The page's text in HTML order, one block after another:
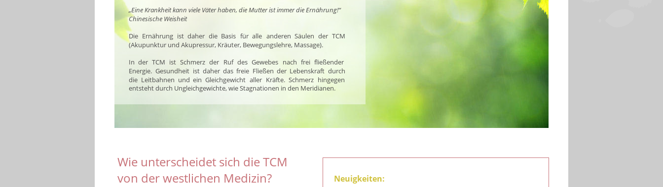
„Eine Krankheit kann viele Väter haben, die Mutter ist immer die Ernährung!“
Chinesische Weisheit
Die Ernährung ist daher die Basis für alle anderen Säulen der TCM
(Akupunktur und Akupressur, Kräuter, Bewegungslehre, Massage).
In der TCM ist Schmerz der Ruf des Gewebes nach frei fließender
Energie. Gesundheit ist daher das freie Fließen der Lebenskraft durch
die Leitbahnen und ein Gleichgewicht aller Kräfte. Schmerz hingegen
entsteht durch Ungleichgewichte, wie Stagnationen in den Meridianen.
Wie unterscheidet sich die TCM
von der westlichen Medizin?
Neuigkeiten: